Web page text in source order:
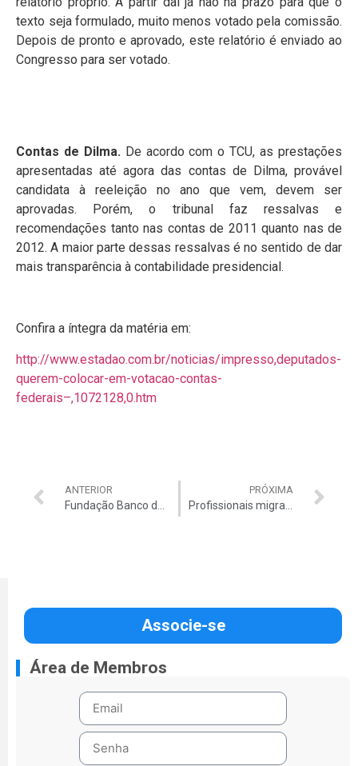
texto seja formulado, muito menos votado pela comissão.
Depois de pronto e aprovado, este relatório é enviado ao
Congresso para ser votado.
Contas de Dilma. De acordo com o TCU, as prestações
apresentadas até agora das contas de Dilma, provável
candidata à reeleição no ano que vem, devem ser
aprovadas. Porém, o tribunal faz ressalvas e
recomendações tanto nas contas de 2011 quanto nas de
2012. A maior parte dessas ressalvas é no sentido de dar
mais transparência à contabilidade presidencial.
Confira a íntegra da matéria em:
http://www.estadao.com.br/noticias/impresso,deputados-
querem-colocar-em-votacao-contas-
federais–,1072128,0.htm
ANTERIOR
Fundação Banco do Brasil dá R$ 36 milhões a ONGs ligadas ao PT
PRÓXIMA
Profissionais migram para Mais Médicos para aumentar salário
Associe-se
Área de Membros